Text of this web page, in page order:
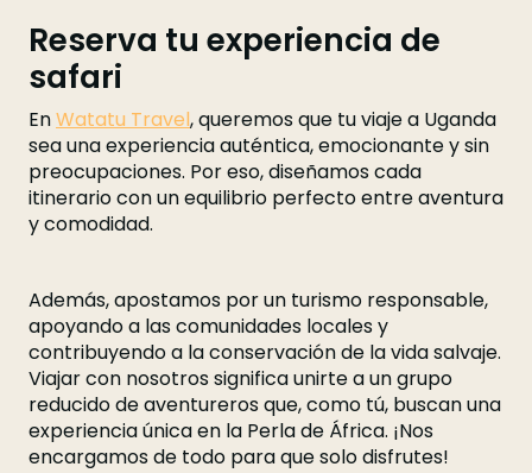
Reserva tu experiencia de
safari
EnWatatu Travel, queremos que tu viaje a Uganda
sea una experiencia auténtica, emocionante y sin
preocupaciones. Por eso, diseñamos cada
itinerario con un equilibrio perfecto entre aventura
y comodidad.
Además, apostamos por un turismo responsable,
apoyando a las comunidades locales y
contribuyendo a la conservación de la vida salvaje.
Viajar con nosotros significa unirte a un grupo
reducido de aventureros que, como tú, buscan una
experiencia única en la Perla de África. ¡Nos
encargamos de todo para que solo disfrutes!